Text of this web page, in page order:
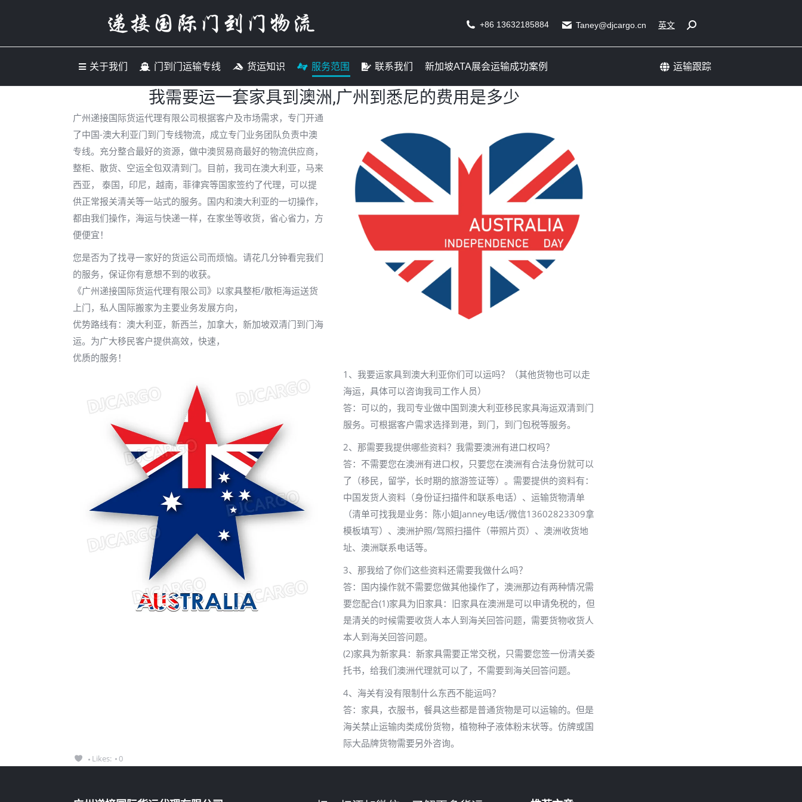
+86 13632185884 Taney@djcargo.cn 英文 Search:
关于我们 门到门运输专线 货运知识 服务范围 联系我们 新加坡ATA展会运输成功案例 运输跟踪
我需要运一套家具到澳洲,广州到悉尼的费用是多少
广州递接国际货运代理有限公司根据客户及市场需求，专门开通
了中国-澳大利亚门到门专线物流，成立专门业务团队负责中澳
专线。充分整合最好的资源，做中澳贸易商最好的物流供应商，
整柜、散货、空运全包双清到门。目前，我司在澳大利亚，马来
西亚， 泰国，印尼，越南，菲律宾等国家签约了代理，可以提
供正常报关清关等一站式的服务。国内和澳大利亚的一切操作，
都由我们操作，海运与快递一样，在家坐等收货，省心省力，方
便便宜！
您是否为了找寻一家好的货运公司而烦恼。请花几分钟看完我们
的服务，保证你有意想不到的收获。
《广州递接国际货运代理有限公司》以家具整柜/散柜海运送货
上门，私人国际搬家为主要业务发展方向，
优势路线有：澳大利亚，新西兰，加拿大，新加坡双清门到门海
运。为广大移民客户提供高效，快速，
优质的服务！
1、我要运家具到澳大利亚你们可以运吗？（其他货物也可以走
海运，具体可以咨询我司工作人员）
答：可以的，我司专业做中国到澳大利亚移民家具海运双清到门
服务。可根据客户需求选择到港，到门，到门包税等服务。
2、那需要我提供哪些资料？我需要澳洲有进口权吗？
答：不需要您在澳洲有进口权，只要您在澳洲有合法身份就可以
了（移民，留学，长时期的旅游签证等）。需要提供的资料有：
中国发货人资料（身份证扫描件和联系电话）、运输货物清单
（清单可找我是业务：陈小姐Janney电话/微信13602823309拿
模板填写）、澳洲护照/驾照扫描件（带照片页）、澳洲收货地
址、澳洲联系电话等。
3、那我给了你们这些资料还需要我做什么吗？
答：国内操作就不需要您做其他操作了，澳洲那边有两种情况需
要您配合(1)家具为旧家具：旧家具在澳洲是可以申请免税的，但
是清关的时候需要收货人本人到海关回答问题，需要货物收货人
本人到海关回答问题。
(2)家具为新家具：新家具需要正常交税，只需要您签一份清关委
托书，给我们澳洲代理就可以了，不需要到海关回答问题。
4、海关有没有限制什么东西不能运吗？
答：家具，衣服书，餐具这些都是普通货物是可以运输的。但是
海关禁止运输肉类成份货物，植物种子液体粉末状等。仿牌或国
际大品牌货物需要另外咨询。
Likes: 0
关于我们 门到门运输专线 货运知识 新加坡ATA展会运输成功案例